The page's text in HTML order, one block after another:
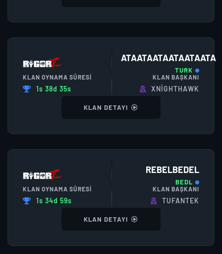
ATAATAATAATAATAATA
TURK
KLAN OYNAMA SÜRESI
1s 38d 35s
KLAN BAŞKANI
XNIGHTHAWK
KLAN DETAYI
REBELBEDEL
BEDL
KLAN OYNAMA SÜRESI
1s 34d 59s
KLAN BAŞKANI
TUFANTEK
KLAN DETAYI